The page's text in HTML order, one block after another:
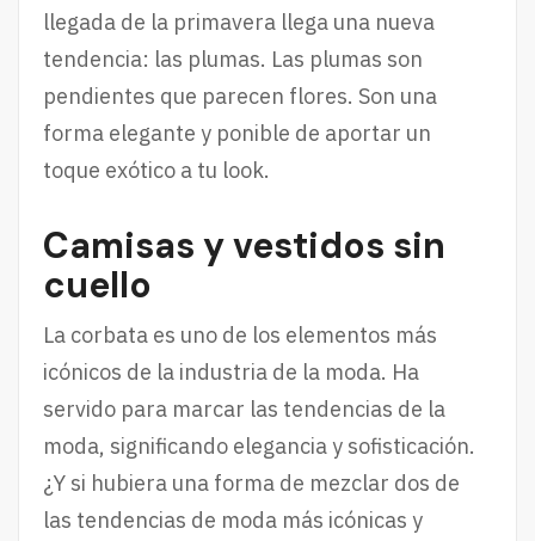
llegada de la primavera llega una nueva
tendencia: las plumas. Las plumas son
pendientes que parecen flores. Son una
forma elegante y ponible de aportar un
toque exótico a tu look.
Camisas y vestidos sin
cuello
La corbata es uno de los elementos más
icónicos de la industria de la moda. Ha
servido para marcar las tendencias de la
moda, significando elegancia y sofisticación.
¿Y si hubiera una forma de mezclar dos de
las tendencias de moda más icónicas y